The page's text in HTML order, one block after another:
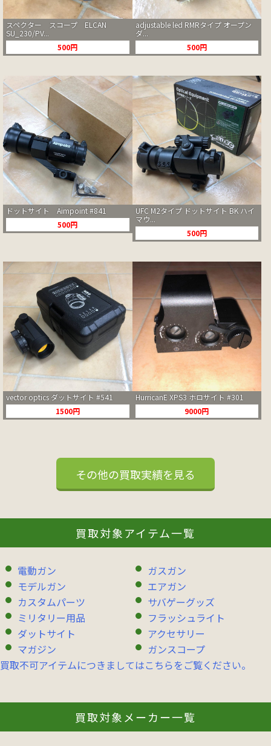
スペクター スコープ ELCAN
SU_230/PV...
500円
adjustable led RMRタイプ オープン
ダ...
500円
ドットサイト Aimpoint #841
500円
UFC M2タイプ ドットサイト BK ハイ
マウ...
500円
vector optics ダットサイト #541
1500円
HurricanE XPS3 ホロサイト #301
9000円
その他の買取実績を見る
買取対象アイテム一覧
電動ガン
ガスガン
モデルガン
エアガン
カスタムパーツ
サバゲーグッズ
ミリタリー用品
フラッシュライト
ダットサイト
アクセサリー
マガジン
ガンスコープ
買取不可アイテムにつきましてはこちらをご覧ください。
買取対象メーカー一覧